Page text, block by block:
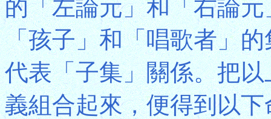
的「左論元」和「右論
「孩子」和「唱歌者」
代表「子集」關係。把
義組合起來，便得到以